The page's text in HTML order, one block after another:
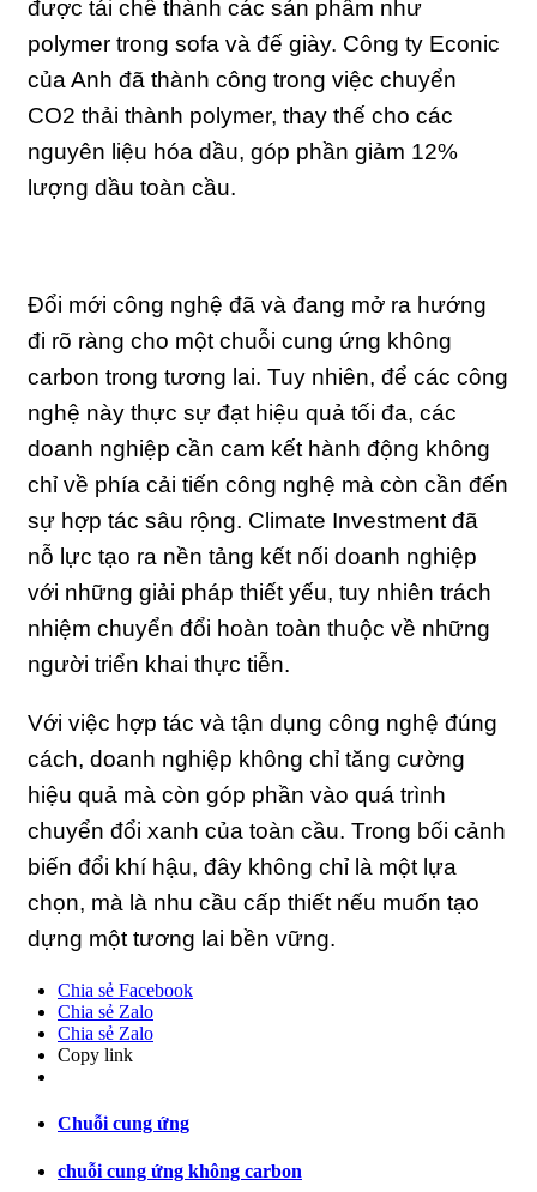
được tái chế thành các sản phẩm như
polymer trong sofa và đế giày. Công ty Econic
của Anh đã thành công trong việc chuyển
CO2 thải thành polymer, thay thế cho các
nguyên liệu hóa dầu, góp phần giảm 12%
lượng dầu toàn cầu.
Đổi mới công nghệ đã và đang mở ra hướng
đi rõ ràng cho một chuỗi cung ứng không
carbon trong tương lai. Tuy nhiên, để các công
nghệ này thực sự đạt hiệu quả tối đa, các
doanh nghiệp cần cam kết hành động không
chỉ về phía cải tiến công nghệ mà còn cần đến
sự hợp tác sâu rộng. Climate Investment đã
nỗ lực tạo ra nền tảng kết nối doanh nghiệp
với những giải pháp thiết yếu, tuy nhiên trách
nhiệm chuyển đổi hoàn toàn thuộc về những
người triển khai thực tiễn.
Với việc hợp tác và tận dụng công nghệ đúng
cách, doanh nghiệp không chỉ tăng cường
hiệu quả mà còn góp phần vào quá trình
chuyển đổi xanh của toàn cầu. Trong bối cảnh
biến đổi khí hậu, đây không chỉ là một lựa
chọn, mà là nhu cầu cấp thiết nếu muốn tạo
dựng một tương lai bền vững.
Chia sẻ Facebook
Chia sẻ Zalo
Chia sẻ Zalo
Copy link
Chuỗi cung ứng
chuỗi cung ứng không carbon